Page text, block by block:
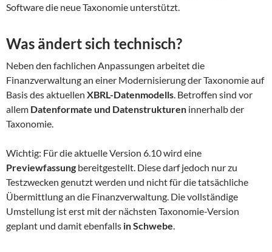
Software die neue Taxonomie unterstützt.
Was ändert sich technisch?
Neben den fachlichen Anpassungen arbeitet die
Finanzverwaltung an einer Modernisierung der Taxonomie auf
Basis des aktuellen XBRL-Datenmodells . Betroffen sind vor
allem Datenformate und Datenstrukturen innerhalb der
Taxonomie.
Wichtig: Für die aktuelle Version 6.10 wird eine
Previewfassung bereitgestellt. Diese darf jedoch nur zu
Testzwecken genutzt werden und nicht für die tatsächliche
Übermittlung an die Finanzverwaltung. Die vollständige
Umstellung ist erst mit der nächsten Taxonomie-Version
geplant und damit ebenfalls in Schwebe